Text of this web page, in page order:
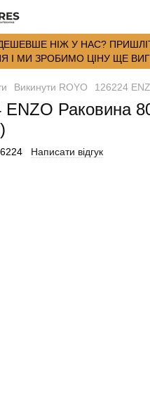
НІЖ У НАС?
І МИ ЗРОБИМО ЦІНУ ЩЕ
Викинути ROYO 126224
ENZO Раковина
Написати відгук